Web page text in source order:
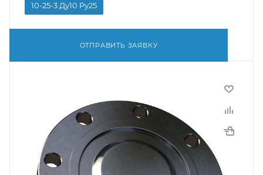
10-25-3 Ду10 Ру25
ОТПРАВИТЬ ЗАЯВКУ